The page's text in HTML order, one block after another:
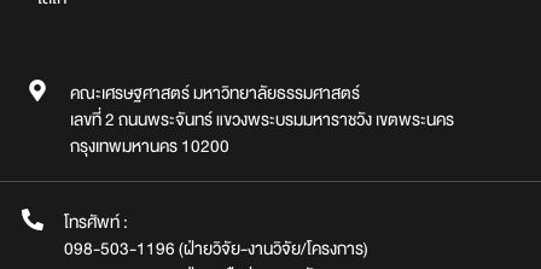
คณะเศรษฐศาสตร์ มหาวิทยาลัยธรรมศาสตร์
เลขที่ 2 ถนนพระจันทร์ แขวงพระบรมมหาราชวัง เขตพระนคร
กรุงเทพมหานคร 10200
โทรศัพท์ :
098-503-1196 (ฝ่ายวิจัย-งานวิจัย/โครงการ)